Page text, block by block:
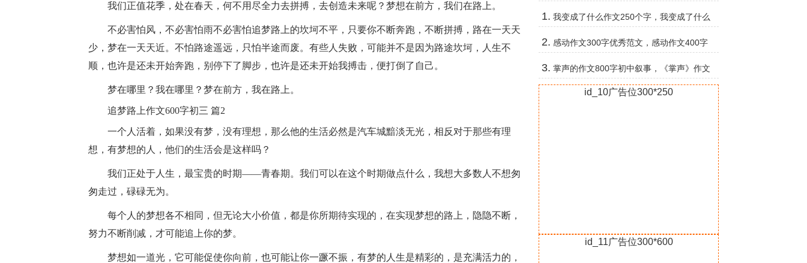
我们正值花季，处在春天，何不用尽全力去拼搏，去创造未来呢？梦想在前方，我们在路上。
不必害怕风，不必害怕雨不必害怕追梦路上的坎坷不平，只要你不断奔跑，不断拼搏，路在一天天
少，梦在一天天近。不怕路途遥远，只怕半途而废。有些人失败，可能并不是因为路途坎坷，人生不
顺，也许是还未开始奔跑，别停下了脚步，也许是还未开始我搏击，便打倒了自己。
梦在哪里？我在哪里？梦在前方，我在路上。
追梦路上作文600字初三 篇2
一个人活着，如果没有梦，没有理想，那么他的生活必然是汽车城黯淡无光，相反对于那些有理
想，有梦想的人，他们的生活会是这样吗？
我们正处于人生，最宝贵的时期——青春期。我们可以在这个时期做点什么，我想大多数人不想匆
匆走过，碌碌无为。
每个人的梦想各不相同，但无论大小价值，都是你所期待实现的，在实现梦想的路上，隐隐不断，
努力不断削减，才可能追上你的梦。
梦想如一道光，它可能促使你向前，也可能让你一蹶不振，有梦的人生是精彩的，是充满活力的，
1. 我变成了什么作文250个字，我变成了什么
2. 感动作文300字优秀范文，感动作文400字
3. 掌声的作文800字初中叙事，《掌声》作文
500字
id_10广告位300*250
id_11广告位300*600